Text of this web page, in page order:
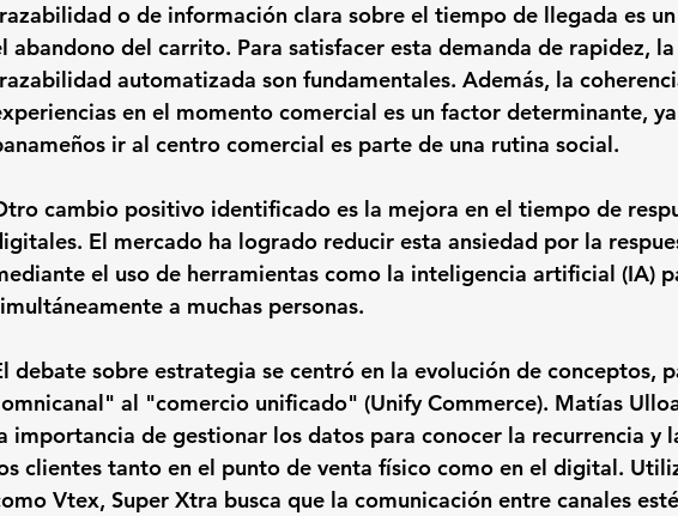
o de información clara sobre el tiempo de llegada es
abandono del carrito. Para satisfacer esta demanda de rapidez, la
automatizada son fundamentales. Además, la
en el momento comercial es un factor determinante,
ir al centro comercial es parte de una rutina social.
cambio positivo identificado es la mejora en el tiempo de
El mercado ha logrado reducir esta ansiedad por la
el uso de herramientas como la inteligencia artificial (IA)
a muchas personas.
debate sobre estrategia se centró en la evolución de conceptos,
al "comercio unificado" (Unify Commerce). Matías
importancia de gestionar los datos para conocer la recurrencia y
clientes tanto en el punto de venta físico como en el digital.
Vtex, Super Xtra busca que la comunicación entre canales